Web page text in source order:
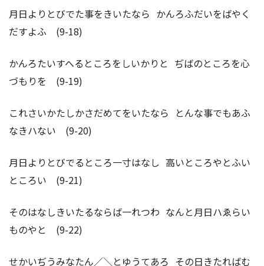
月日よりとびでた事をきいたなら かんろふだいをばやく
だすよふ (9-18)
かんろたいすへるところをしいかりと ぢばのところを心
づもりを (9-19)
これさいかたしかさだめてをいたなら とんな事でもあふ
なきハない (9-20)
月日よりとびでるところ一寸はなし 高いところやとふい
ところい (9-21)
そのはなしきいたるならば一れつわ なんと月日ハゑらい
ものやと (9-22)
せかいぢうみなたん／＼とゆうてあろ その日きたればむ